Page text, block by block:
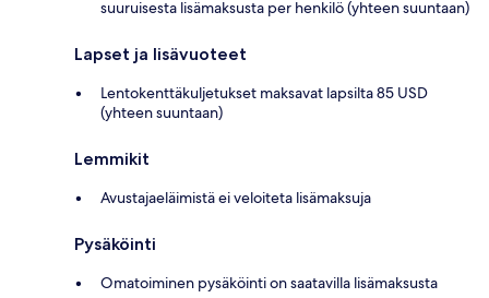
suuruisesta lisämaksusta per henkilö (yhteen suuntaan)
Lapset ja lisävuoteet
Lentokenttäkuljetukset maksavat lapsilta 85 USD
(yhteen suuntaan)
Lemmikit
Avustajaeläimistä ei veloiteta lisämaksuja
Pysäköinti
Omatoiminen pysäköinti on saatavilla lisämaksusta